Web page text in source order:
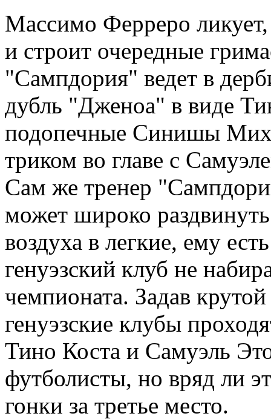
Массимо Ферреро
и строит очередные
"Сампдория" ведет в
дубль "Дженоа" в виде
подопечные Синишы
триком во главе с
Сам же тренер
может широко
воздуха в легкие, ему
генуэзский клуб не
чемпионата. Задав крутой
генуэзские клубы
Тино Коста и Самуэль
футболисты, но вряд ли
гонки за третье место.